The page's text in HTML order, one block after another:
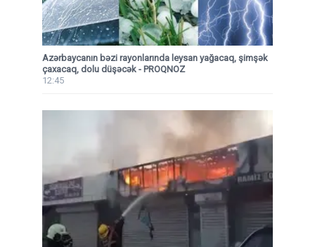
Azərbaycanın bəzi rayonlarında leysan yağacaq, şimşək
çaxacaq, dolu düşəcək - PROQNOZ
12:45